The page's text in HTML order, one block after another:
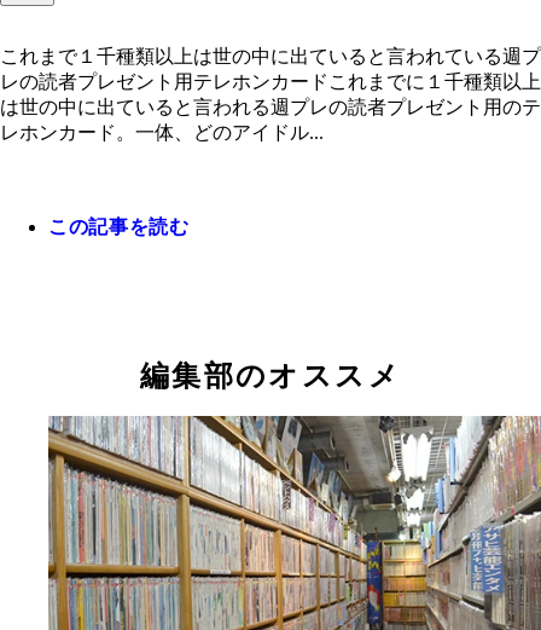
これまで１千種類以上は世の中に出ていると言われている週プ
レの読者プレゼント用テレホンカードこれまでに１千種類以上
は世の中に出ていると言われる週プレの読者プレゼント用のテ
レホンカード。一体、どのアイドル...
この記事を読む
編集部のオススメ